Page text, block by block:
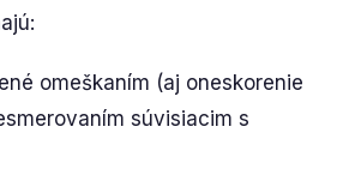
omeškaním (aj oneskorenie
súvisiacim s